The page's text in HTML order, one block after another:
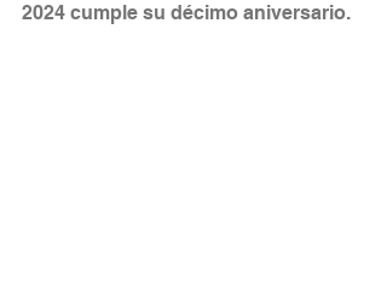
2024 cumple su décimo aniversario.